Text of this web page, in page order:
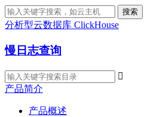
搜索
分析型云数据库 ClickHouse
慢日志查询

产品简介
产品概述